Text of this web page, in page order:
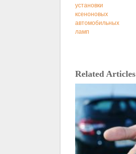
установки
ксеноновых
автомобильных
ламп
Related Articles